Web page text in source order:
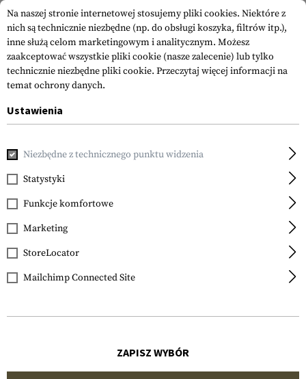
JTG
Belgium Flag Rubber
Patch
Na naszej stronie internetowej stosujemy pliki cookies. Niektóre z
nich są technicznie niezbędne (np. do obsługi koszyka, filtrów itp.),
inne służą celom marketingowym i analitycznym. Możesz
zaakceptować wszystkie pliki cookie (nasze zalecenie) lub tylko
technicznie niezbędne pliki cookie. Przeczytaj więcej informacji na
temat ochrony danych.
Ustawienia
Niezbędne z technicznego punktu widzenia
Statystyki
Funkcje komfortowe
Marketing
StoreLocator
Mailchimp Connected Site
ZAPISZ WYBÓR